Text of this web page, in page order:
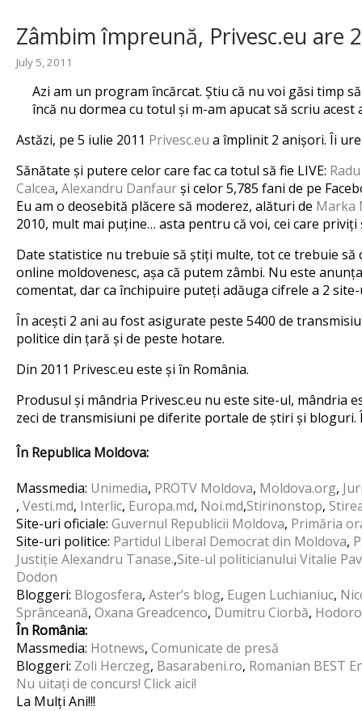
Zâmbim împreună, Privesc.eu are
July 5, 2011
Azi am un program încărcat. Știu că nu voi găsi timp
încă nu dormea cu totul și m-am apucat să scriu acest
Astăzi, pe 5 iulie 2011 Privesc.eu a împlinit 2 anișori. Îi
Sănătate și putere celor care fac ca totul să fie LIVE:
Calcea, Alexandru Danfaurși celor 5,785 fani de pe
Eu am o deosebită plăcere să moderez, alături de Marka
2010, mult mai puține… asta pentru că voi, cei care
Date statistice nu trebuie să știți multe, tot ce trebuie să
online moldovenesc, așa că putem zâmbi. Nu este
comentat, dar ca închipuire puteți adăuga cifrele a 2
În acești 2 ani au fost asigurate peste 5400 de
politice din țară și de peste hotare.
Din 2011 Privesc.eu este și în România.
Produsul și mândria Privesc.eu nu este site-ul, mândria
zeci de transmisiuni pe diferite portale de știri și bloguri.
În Republica Moldova:
Massmedia: Unimedia, PROTV Moldova, Moldova.org,
, Vesti.md, Interlic, Europa.md, Noi.md,Stirinonstop,
Site-uri oficiale: Guvernul Republicii Moldova, Primăria
Site-uri politice: Partidul Liberal Democrat din Moldova,
Justiție Alexandru Tanase.,Site-ul politicianului Vitalie
Dodon
Bloggeri: Blogosfera, Aster’s blog, Eugen Luchianiuc,
Sprânceană, Oxana Greadcenco, Dumitru Ciorbă,
În România:
Massmedia: Hotnews, Comunicate de presă
Bloggeri: Zoli Herczeg, Basarabeni.ro, Romanian BEST
Nu uitați de concurs! Click aici!
La Mulți Ani!!!